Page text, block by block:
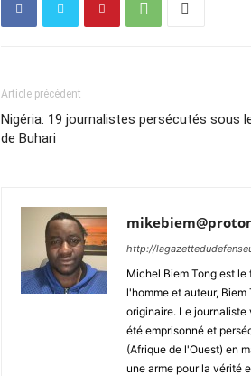
Article précédent
Nigéria: 19 journalistes persécutés sous
de Buhari
http://
Michel Biem Tong est
l'homme et auteur,
originaire. Le
été emprisonné et
(Afrique de l'Ouest) en
une arme pour la vérité